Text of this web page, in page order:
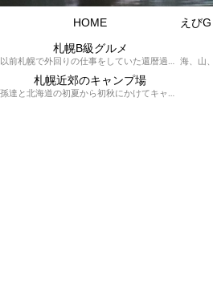
HOME
札幌B級グルメ
以前札幌で外回りの仕事をしていた還暦過ぎブロガー「えびG」がランチ（サラリーマンランチ、サラメシ）を中心に、おそば、ラーメン、中華、日替わりランチを「札幌Bグルメ」と題してレポートしているブログカテゴリーのページです。現在は定年後の再雇用で札幌中とはいかなまでも会社の近くのすすきの界隈や家のある札幌市南区を中心に徘徊しております。
札幌近郊のキャンプ場
孫達と北海道の初夏から初秋にかけてキャンプに出かけます。キャンプ場情報だったり料理だったり花火や遊びに虫取りとまさに「やっちゃえ！えびG」やりたい放題のブログです。